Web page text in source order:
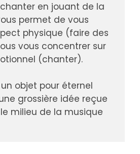
en jouant de la
permet de vous
physique (faire des
vous concentrer sur
(chanter).
un objet pour éternel
grossière idée reçue
milieu de la musique